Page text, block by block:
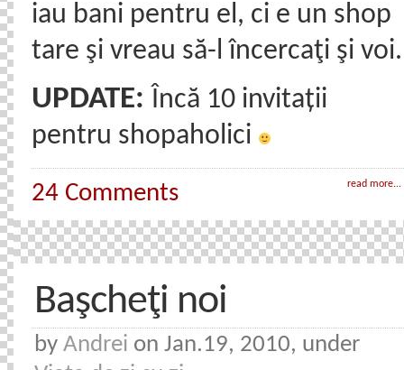
iau bani pentru el, ci e un shop
tare şi vreau să-l încercaţi şi voi.
UPDATE: Încă 10 invitații
pentru shopaholici
read more...
24 Comments
Başcheţi noi
by Andrei on Jan.19, 2010, under